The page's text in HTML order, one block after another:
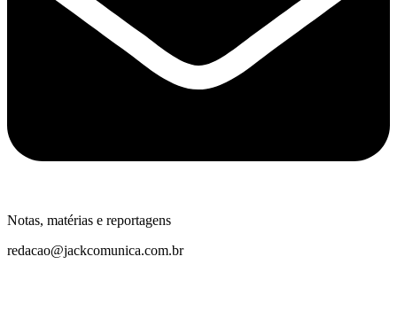
Notas, matérias e reportagens
redacao@jackcomunica.com.br